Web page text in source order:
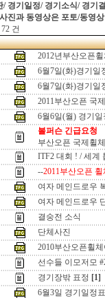
/ 경기일정/ 경기소식/ 경기
진과 동영상은 포토/동영
건
2012년부산오픈
6월7일(화)경기일
6월7일(화)경기일
2011부산오픈 국
6월6일(월) 경기일
볼퍼슨 긴급요청
부산오픈 국제휠
ITF2 대회 ! / 세계
--2011부산오픈
여자 메인드로우
여자 메인드로우
결숭전 소식
단체사진
2010부산오픈휠
선수들 이모저모
경기장밖 표정 [1]
6월3일 경기일정